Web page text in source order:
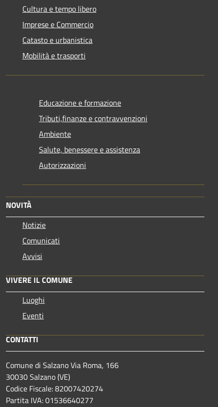
Cultura e tempo libero
Imprese e Commercio
Catasto e urbanistica
Mobilità e trasporti
Educazione e formazione
Tributi,finanze e contravvenzioni
Ambiente
Salute, benessere e assistenza
Autorizzazioni
NOVITÀ
Notizie
Comunicati
Avvisi
VIVERE IL COMUNE
Luoghi
Eventi
CONTATTI
Comune di Salzano Via Roma, 166
30030 Salzano (VE)
Codice Fiscale: 82007420274
Partita IVA: 01536640277